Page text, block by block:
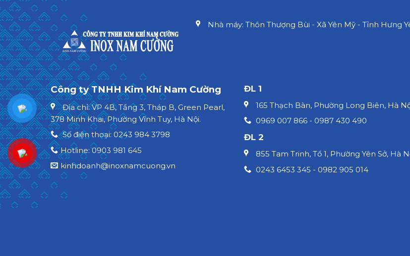
Nhà máy: Thôn Thượng Bùi - Xã Yên Mỹ - Tỉnh Hưng
Công ty TNHH Kim Khí Nam Cường
Địa chỉ: VP 4B, Tầng 3, Tháp B, Green Pearl,
378 Minh Khai, Phường Vĩnh Tuy, Hà Nội.
Số điện thoại: 0243 984 3798
Hotline: 0903 981 645
kinhdoanh@inoxnamcuong.vn
ĐL 1
165 Thạch Bàn, Phường Long Biên, Hà
0969 007 866 - 0987 430 490
ĐL 2
855 Tam Trinh, Tổ 1, Phường Yên Sở, Hà
0243 6453 345 - 0982 905 014